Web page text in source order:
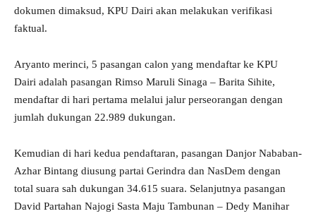
dokumen dimaksud, KPU Dairi akan melakukan verifikasi
faktual.
Aryanto merinci, 5 pasangan calon yang mendaftar ke KPU
Dairi adalah pasangan Rimso Maruli Sinaga – Barita Sihite,
mendaftar di hari pertama melalui jalur perseorangan dengan
jumlah dukungan 22.989 dukungan.
Kemudian di hari kedua pendaftaran, pasangan Danjor Nababan-
Azhar Bintang diusung partai Gerindra dan NasDem dengan
total suara sah dukungan 34.615 suara. Selanjutnya pasangan
David Partahan Najogi Sasta Maju Tambunan – Dedy Manihar